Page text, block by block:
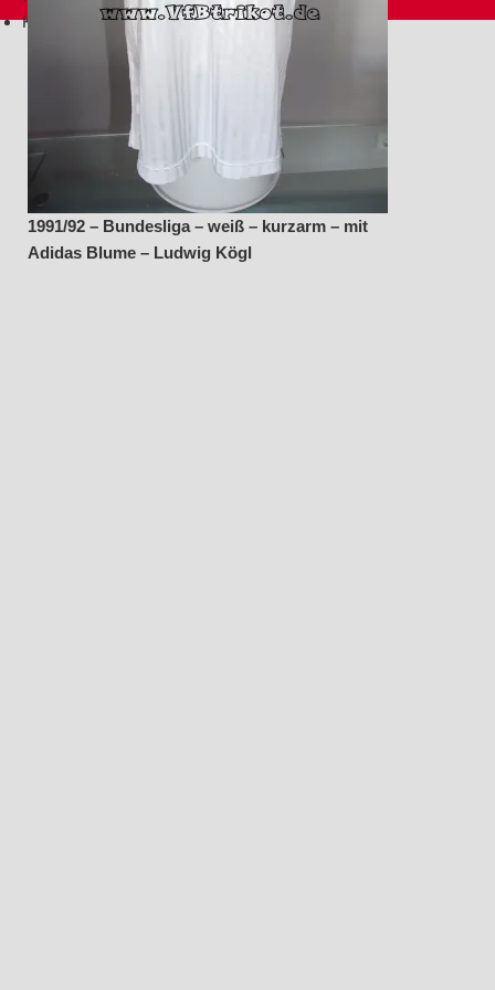
1991/92 – Bundesliga – weiß – kurzarm – mit
Adidas Blume – Ludwig Kögl
Kontakt